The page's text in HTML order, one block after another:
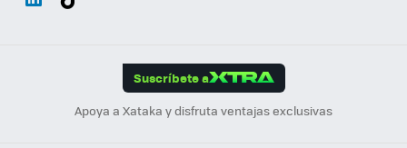
Suscríbete a
Apoya a Xataka y disfruta ventajas exclusivas